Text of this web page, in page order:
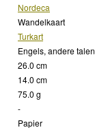
Nordeca
Wandelkaart
Turkart
Engels, andere talen
26.0 cm
14.0 cm
75.0 g
-
Papier